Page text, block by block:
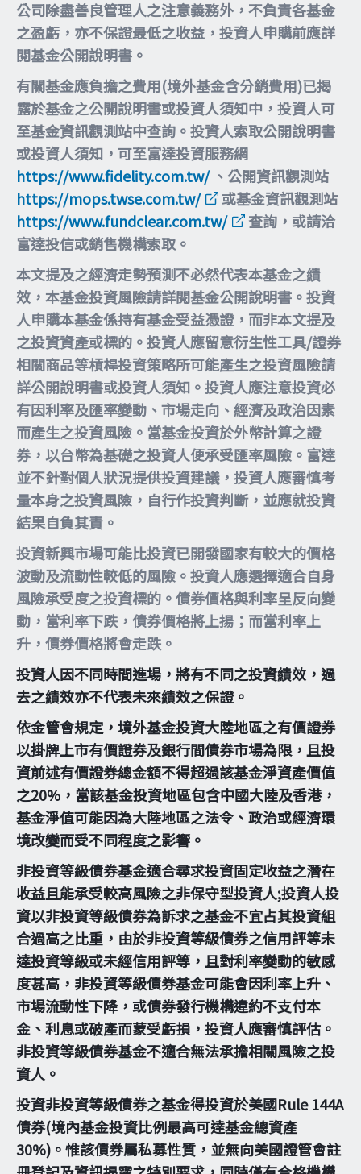
公司除盡善良管理人之注意義務外，不負責各基金
之盈虧，亦不保證最低之收益，投資人申購前應詳
閱基金公開說明書。
有關基金應負擔之費用(境外基金含分銷費用)已揭
露於基金之公開說明書或投資人須知中，投資人可
至基金資訊觀測站中查詢。投資人索取公開說明書
或投資人須知，可至富達投資服務網
https://www.fidelity.com.tw/、公開資訊觀測站
https://mops.twse.com.tw/
或基金資訊觀測站
https://www.fundclear.com.tw/
查詢，或請洽
富達投信或銷售機構索取。
本文提及之經濟走勢預測不必然代表本基金之績
效，本基金投資風險請詳閱基金公開說明書。投資
人申購本基金係持有基金受益憑證，而非本文提及
之投資資產或標的。投資人應留意衍生性工具/證券
相關商品等槓桿投資策略所可能產生之投資風險請
詳公開說明書或投資人須知。投資人應注意投資必
有因利率及匯率變動、市場走向、經濟及政治因素
而產生之投資風險。當基金投資於外幣計算之證
券，以台幣為基礎之投資人便承受匯率風險。富達
並不針對個人狀況提供投資建議，投資人應審慎考
量本身之投資風險，自行作投資判斷，並應就投資
結果自負其責。
投資新興市場可能比投資已開發國家有較大的價格
波動及流動性較低的風險。投資人應選擇適合自身
風險承受度之投資標的。債券價格與利率呈反向變
動，當利率下跌，債券價格將上揚；而當利率上
升，債券價格將會走跌。
投資人因不同時間進場，將有不同之投資績效，過
去之績效亦不代表未來績效之保證。
依金管會規定，境外基金投資大陸地區之有價證券
以掛牌上市有價證券及銀行間債券市場為限，且投
資前述有價證券總金額不得超過該基金淨資產價值
之20%，當該基金投資地區包含中國大陸及香港，
基金淨值可能因為大陸地區之法令、政治或經濟環
境改變而受不同程度之影響。
非投資等級債券基金適合尋求投資固定收益之潛在
收益且能承受較高風險之非保守型投資人;投資人投
資以非投資等級債券為訴求之基金不宜占其投資組
合過高之比重，由於非投資等級債券之信用評等未
達投資等級或未經信用評等，且對利率變動的敏感
度甚高，非投資等級債券基金可能會因利率上升、
市場流動性下降，或債券發行機構違約不支付本
金、利息或破產而蒙受虧損，投資人應審慎評估。
非投資等級債券基金不適合無法承擔相關風險之投
資人。
投資非投資等級債券之基金得投資於美國Rule 144A
債券(境內基金投資比例最高可達基金總資產
30%)。惟該債券屬私募性質，並無向美國證管會註